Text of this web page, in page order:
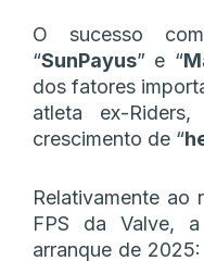
O sucesso
“SunPayus” e “
dos fatores
atleta ex-
crescimento de “
Relativamente ao
FPS da Valve,
arranque de